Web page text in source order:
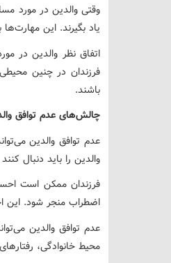
وقتی والدین در مورد
یاد بگیرند. این
اتفاق نظر والدین در
فرزندان در چنین
باشند.
چالش‌های عدم توافق
عدم توافق والدین
والدین را باید دنبال
فرزندان ممکن است
اضطراب منجر شود. این
عدم توافق والدین
محیط خانوادگی،